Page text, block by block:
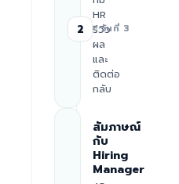
2
HR
รีวิว
ผล
และ
ติดต่อ
กลับ
≈ วันที่ 3
สัมภาษณ์
กับ
Hiring
Manager